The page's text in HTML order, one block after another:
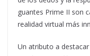
guantes Prime II son
realidad virtual más
Un atributo a